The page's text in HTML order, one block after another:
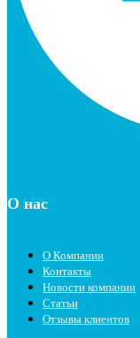
О нас
О Компании
Контакты
Новости компании
Статьи
Отзывы клиентов